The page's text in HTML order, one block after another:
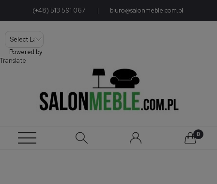
(+48) 513 591 067 | biuro@salonmeble.com.pl
Powered by
Translate